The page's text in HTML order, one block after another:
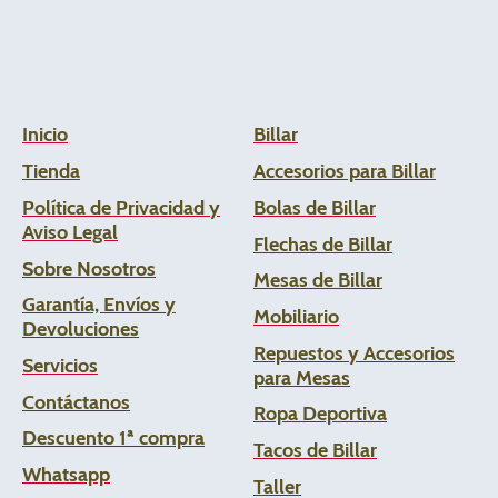
Inicio
Tienda
Política de Privacidad y
Aviso Legal
Sobre Nosotros
Garantía, Envíos y
Devoluciones
Servicios
Contáctanos
Descuento 1ª compra
Whatsapp
Billar
Accesorios para Billar
Bolas de Billar
Flechas de Billar
Mesas de Billar
Mobiliario
Repuestos y Accesorios
para Mesas
Ropa Deportiva
Tacos de Billar
Taller